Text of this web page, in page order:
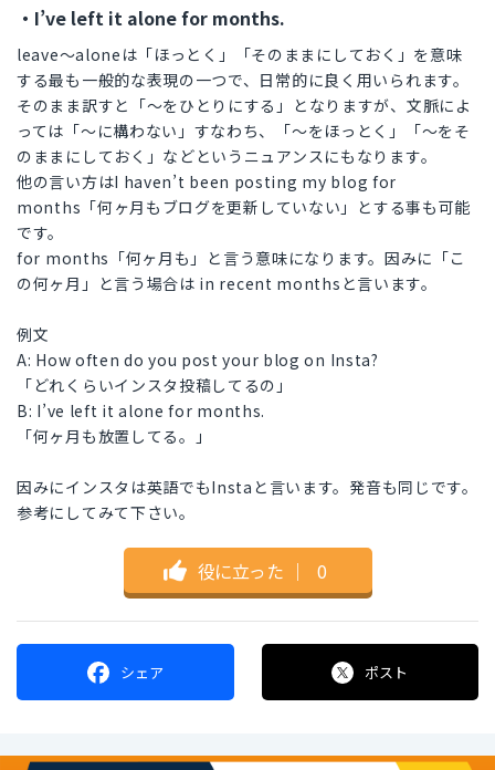
・I’ve left it alone for months.
leave～aloneは「ほっとく」「そのままにしておく」を意味
する最も一般的な表現の一つで、日常的に良く用いられます。
そのまま訳すと「～をひとりにする」となりますが、文脈によ
っては「～に構わない」すなわち、「～をほっとく」「～をそ
のままにしておく」などというニュアンスにもなります。
他の言い方はI haven’t been posting my blog for
months「何ヶ月もブログを更新していない」とする事も可能
です。
for months「何ヶ月も」と言う意味になります。因みに「こ
の何ヶ月」と言う場合は in recent monthsと言います。
例文
A: How often do you post your blog on Insta?
「どれくらいインスタ投稿してるの」
B: I’ve left it alone for months.
「何ヶ月も放置してる。」
因みにインスタは英語でもInstaと言います。発音も同じです。
参考にしてみて下さい。
役に立った ｜ 0
シェア ポスト